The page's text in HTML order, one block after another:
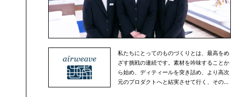
私たちにとってのものづくりとは、最高をめ
ざす挑戦の連続です。素材を吟味することか
ら始め、ディティールを突き詰め、より高次
元のプロダクトへと結実させて行く、その過